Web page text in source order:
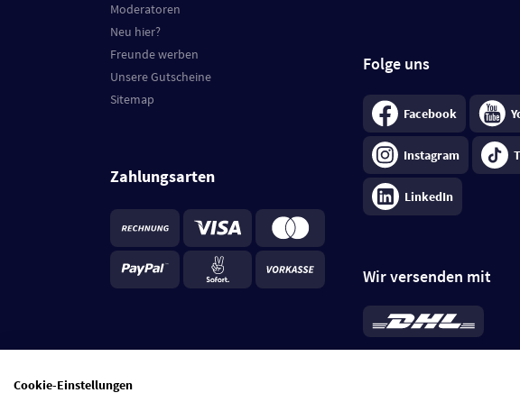
Moderatoren
Neu hier?
Freunde werben
Unsere Gutscheine
Sitemap
Zahlungsarten
Folge uns
Facebook
Instagram
LinkedIn
Wir versenden mit
*Standard 6,95 €; bei
je Bestellung, insgesamt
Cookie-Einstellungen